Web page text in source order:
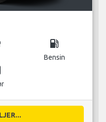
local_gas_station
Bensin